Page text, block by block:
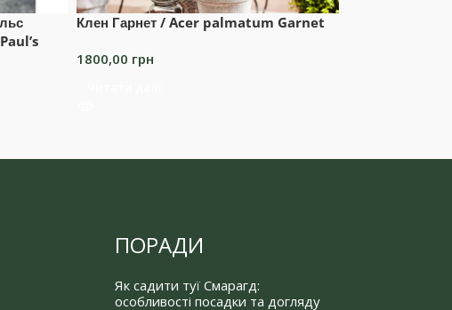
Клен Гарнет / Acer palmatum Garnet
1800,00 грн
ПОРАДИ
Як садити туї Смарагд:
особливості посадки та догляду